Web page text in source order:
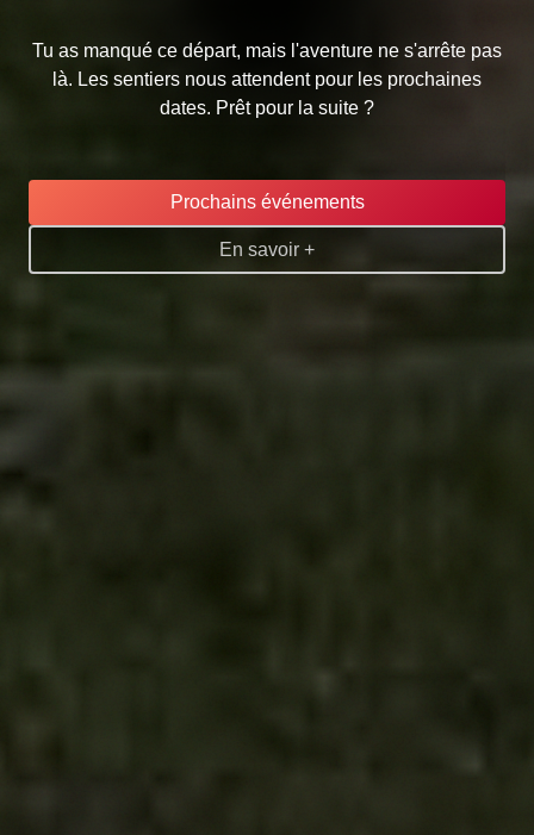
Tu as manqué ce départ, mais l'aventure ne s'arrête pas
là. Les sentiers nous attendent pour les prochaines
dates. Prêt pour la suite ?
Prochains événements
En savoir +